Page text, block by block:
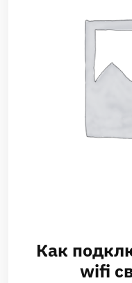
Как
wifi